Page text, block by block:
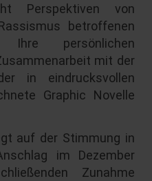
Perspektiven von
betroffenen
Ihre persönlichen
mit der
in eindrucksvollen
Graphic Novelle
auf der Stimmung in
im Dezember
Zunahme